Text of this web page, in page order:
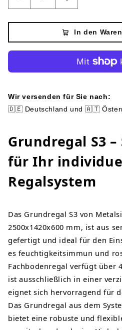
In den
Wir versenden für Sie nach:
🇩🇪 Deutschland und 🇦🇹
Grundregal S3 –
für Ihr
Regalsystem
Das Grundregal S3 von
2500x1420x600 mm, ist aus
gefertigt und ideal für den
es feuchtigkeitsimmun und
Fachbodenregal verfügt über
ist ausschließlich in einer
eignet sich hervorragend für
Das Grundregal aus dem
bietet eine robuste und